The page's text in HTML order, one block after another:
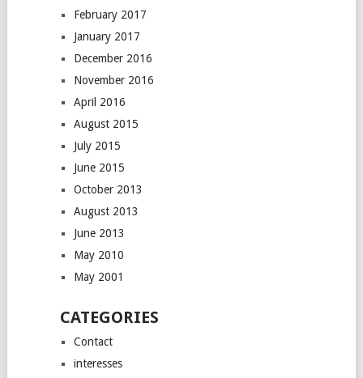
February 2017
January 2017
December 2016
November 2016
April 2016
August 2015
July 2015
June 2015
October 2013
August 2013
June 2013
May 2010
May 2001
CATEGORIES
Contact
interesses